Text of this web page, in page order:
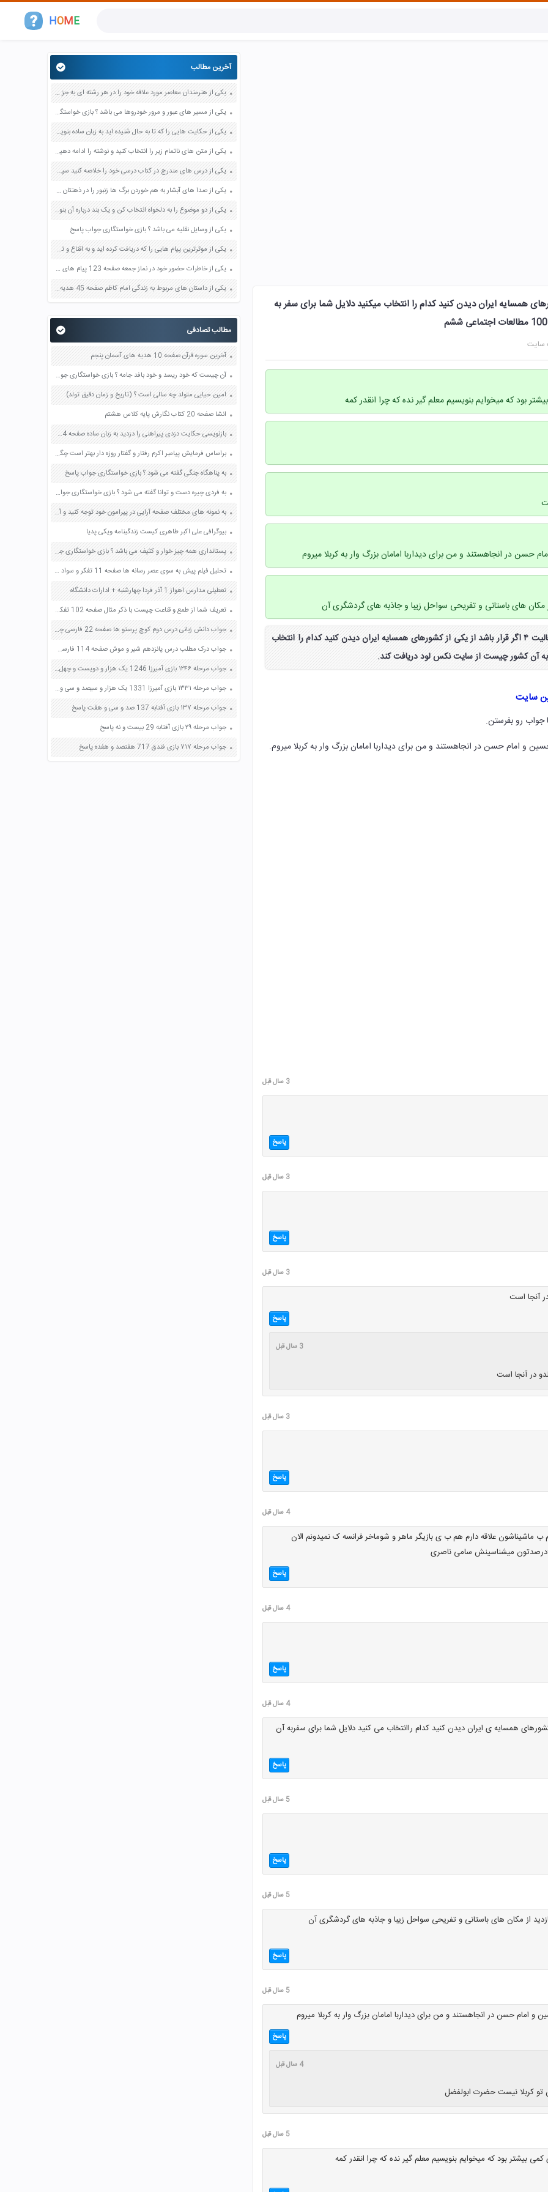
HOME
همسایه ایران دیدن کنید کدام را انتخاب میکنید دلایل شما برای سفر به
سایت
بود که میخوایم بنویسیم معلم گیر نده که چرا انقدر کمه
حسن در انجاهستند و من برای دیداربا امامان بزرگ وار به کربلا میروم
از مکان های باستانی و تفریحی سواحل زیبا و جاذبه های گردشگری آن
جواب فعالیت صفحه ۱۰۰ فعالیت ۴ اگر قرار باشد از یکی از کشورهای همسایه ایران دیدن کنید کدام را انتخاب
به آن کشور چیست از سایت نکس لود دریافت کند.
سایت
جواب رو بفرستن.
و امام حسن در انجاهستند و من برای دیداربا امامان بزرگ وار به کربلا میروم.
3 سال قبل
پاسخ
3 سال قبل
پاسخ
3 سال قبل
آنجا است
پاسخ
3 سال قبل
در آنجا است
3 سال قبل
پاسخ
4 سال قبل
ب ماشیناشون علاقه دارم هم ب ی بازیگر ماهر و شوماخر فرانسه ک نمیدونم الان
پاسخ
4 سال قبل
پاسخ
4 سال قبل
همسایه ی ایران دیدن کنید کدام راانتخاب می کنید دلایل شما برای سفربه آن
پاسخ
5 سال قبل
پاسخ
5 سال قبل
از مکان های باستانی و تفریحی سواحل زیبا و جاذبه های گردشگری آن
پاسخ
5 سال قبل
و امام حسن در انجاهستند و من برای دیداربا امامان بزرگ وار به کربلا میروم
پاسخ
4 سال قبل
تو کربلا نیست حضرت ابولفضل
5 سال قبل
بیشتر بود که میخوایم بنویسیم معلم گیر نده که چرا انقدر کمه
آخرین مطالب
یکی از هنرمندان معاصر مورد علاقه خود را در هر رشته ای به جز عکاسی صفحه 69 فرهنگ و هنر نهم
یکی از مسیر های عبور و مرور خودروها می باشد ؟ بازی خواستگاری جواب پاسخ
یکی از حکایت هایی را که تا به حال شنیده اید به زبان ساده بنویسید صفحه 97 نگارش ششم دبستان
یکی از متن های ناتمام زیر را انتخاب کنید و نوشته را ادامه دهید صفحه 73 و 74 کتاب نگارش فارسی پنجم دبستان
یکی از درس های مندرج در کتاب درسی خود را خلاصه کنید سپس متن خلاصه شده را با بهره گیری از روش های دسته بندی نمودار جدول نقشه مفهومی نشان دهید صفحه 118 نگارش یازدهم
یکی از صدا های آبشار به هم خوردن برگ ها زنبور را در ذهنتان مجسم کنید و درباره آن یک بند بنویسید صفحه 11 نگارش پنجم
یکی از دو موضوع را به دلخواه انتخاب کن و یک بند درباره آن بنویس صفحه 35 کتاب نگارش فارسی سوم
یکی از وسایل نقلیه می باشد ؟ بازی خواستگاری جواب پاسخ
یکی از موثرترین پیام هایی را که دریافت کرده اید و به اقناع و تغییری جدی در شما منجر شده است برسی کنید و علت این تاثیر گذاری قابل توجه را بنویسید صفحه 52 تفکر و سواد رسانه ای دهم
یکی از خاطرات حضور خود در نماز جمعه صفحه 123 پیام های آسمان هفتم
یکی از داستان های مربوط به زندگی امام کاظم صفحه 45 هدیه های آسمان چهارم
مطالب تصادفی
آخرین سوره قرآن صفحه 10 هدیه های آسمان پنجم
آن چیست که خود ریسد و خود بافد جامه ؟ بازی خواستگاری جواب پاسخ
امین حیایی متولد چه سالی است ؟ (تاریخ و زمان دقیق تولد)
انشا صفحه 20 کتاب نگارش پایه کلاس هشتم
بازنویسی حکایت دزدی پیراهنی را دزدید به زبان ساده صفحه 34 نگارش نهم
براساس فرمایش پیامبر اکرم رفتار و گفتار روزه دار بهتر است چگونه باشد صفحه 59 پیام های آسمان هشتم
به پناهگاه جنگی گفته می شود ؟ بازی خواستگاری جواب پاسخ
به فردی چیره دست و توانا گفته می شود ؟ بازی خواستگاری جواب پاسخ
به نمونه های مختلف صفحه آرایی در پیرامون خود توجه کنید و آنها را از نظر طرح جلد صفحه های داخلی و به کارگیری حروف مختلف با یکدیگر مقایسه کنید صفحه 49 فرهنگ و هنر نهم
بیوگرافی علی اکبر طاهری کیست زندگینامه ویکی پدیا
پستانداری همه چیز خوار و کثیف می باشد ؟ بازی خواستگاری جواب پاسخ
تحلیل فیلم پیش به سوی عصر رسانه ها صفحه 11 تفکر و سواد رسانه ای دهم
تعطیلی مدارس اهواز 1 آذر فردا چهارشنبه + ادارات دانشگاه
تعریف شما از طمع و قناعت چیست با ذکر مثال صفحه 102 تفکر و پژوهش ششم
جواب دانش زبانی درس دوم کوچ پرستو ها صفحه 22 فارسی چهارم
جواب درک مطلب درس پانزدهم شیر و موش صفحه 114 فارسی چهارم
جواب مرحله ۱۲۴۶ بازی آمیرزا 1246 یک هزار و دویست و چهل و شش پاسخ
جواب مرحله ۱۳۳۱ بازی آمیرزا 1331 یک هزار و سیصد و سی و یک پاسخ
جواب مرحله ۱۳۷ بازی آفتابه 137 صد و سی و هفت پاسخ
جواب مرحله ۲۹ بازی آفتابه 29 بیست و نه پاسخ
جواب مرحله ۷۱۷ بازی فندق 717 هفتصد و هفده پاسخ